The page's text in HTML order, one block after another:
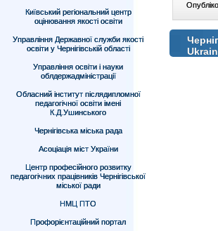
Київський регіональний центр
оцінювання якості освіти
Управління Державної служби якості
освіти у Чернігівській області
Управління освіти і науки
облдержадміністрації
Обласний інститут післядипломної
педагогічної освіти імені
К.Д.Ушинського
Чернігівська міська рада
Асоціація міст України
Центр професійного розвитку
педагогічних працівників Чернігівської
міської ради
НМЦ ПТО
Профорієнтаційний портал